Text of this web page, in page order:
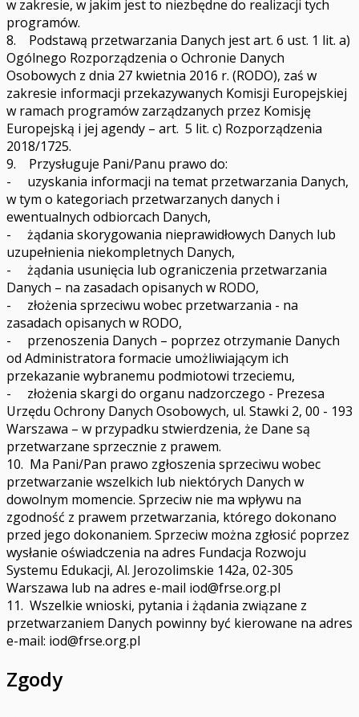
w zakresie, w jakim jest to niezbędne do realizacji tych
programów.
8. Podstawą przetwarzania Danych jest art. 6 ust. 1 lit. a)
Ogólnego Rozporządzenia o Ochronie Danych
Osobowych z dnia 27 kwietnia 2016 r. (RODO), zaś w
zakresie informacji przekazywanych Komisji Europejskiej
w ramach programów zarządzanych przez Komisję
Europejską i jej agendy – art. 5 lit. c) Rozporządzenia
2018/1725.
9. Przysługuje Pani/Panu prawo do:
- uzyskania informacji na temat przetwarzania Danych,
w tym o kategoriach przetwarzanych danych i
ewentualnych odbiorcach Danych,
- żądania skorygowania nieprawidłowych Danych lub
uzupełnienia niekompletnych Danych,
- żądania usunięcia lub ograniczenia przetwarzania
Danych – na zasadach opisanych w RODO,
- złożenia sprzeciwu wobec przetwarzania - na
zasadach opisanych w RODO,
- przenoszenia Danych – poprzez otrzymanie Danych
od Administratora formacie umożliwiającym ich
przekazanie wybranemu podmiotowi trzeciemu,
- złożenia skargi do organu nadzorczego - Prezesa
Urzędu Ochrony Danych Osobowych, ul. Stawki 2, 00 - 193
Warszawa – w przypadku stwierdzenia, że Dane są
przetwarzane sprzecznie z prawem.
10. Ma Pani/Pan prawo zgłoszenia sprzeciwu wobec
przetwarzanie wszelkich lub niektórych Danych w
dowolnym momencie. Sprzeciw nie ma wpływu na
zgodność z prawem przetwarzania, którego dokonano
przed jego dokonaniem. Sprzeciw można zgłosić poprzez
wysłanie oświadczenia na adres Fundacja Rozwoju
Systemu Edukacji, Al. Jerozolimskie 142a, 02-305
Warszawa lub na adres e-mail iod@frse.org.pl
11. Wszelkie wnioski, pytania i żądania związane z
przetwarzaniem Danych powinny być kierowane na adres
e-mail: iod@frse.org.pl
Zgody